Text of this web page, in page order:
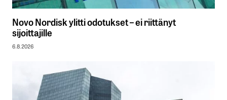
Novo Nordisk ylitti odotukset – ei riittänyt
sijoittajille
6.8.2026